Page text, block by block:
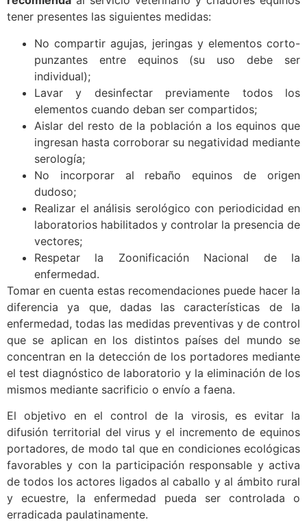
tener presentes las siguientes medidas:
No compartir agujas, jeringas y elementos corto-
punzantes entre equinos (su uso debe ser
individual);
Lavar y desinfectar previamente todos los
elementos cuando deban ser compartidos;
Aislar del resto de la población a los equinos que
ingresan hasta corroborar su negatividad mediante
serología;
No incorporar al rebaño equinos de origen
dudoso;
Realizar el análisis serológico con periodicidad en
laboratorios habilitados y controlar la presencia de
vectores;
Respetar la Zoonificación Nacional de la
enfermedad.
Tomar en cuenta estas recomendaciones puede hacer la
diferencia ya que, dadas las características de la
enfermedad, todas las medidas preventivas y de control
que se aplican en los distintos países del mundo se
concentran en la detección de los portadores mediante
el test diagnóstico de laboratorio y la eliminación de los
mismos mediante sacrificio o envío a faena.
El objetivo en el control de la virosis, es evitar la
difusión territorial del virus y el incremento de equinos
portadores, de modo tal que en condiciones ecológicas
favorables y con la participación responsable y activa
de todos los actores ligados al caballo y al ámbito rural
y ecuestre, la enfermedad pueda ser controlada o
erradicada paulatinamente.